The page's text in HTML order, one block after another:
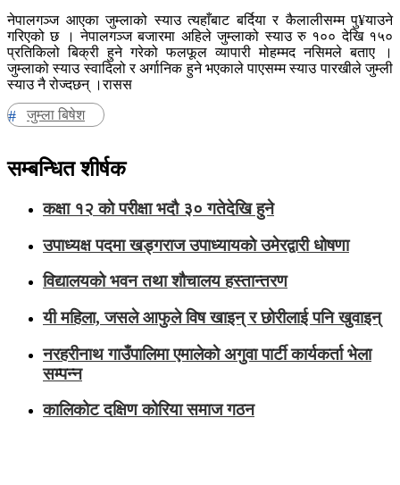
नेपालगञ्ज आएका जुम्लाको स्याउ त्यहाँबाट बर्दिया र कैलालीसम्म पु¥याउने
गरिएको छ । नेपालगञ्ज बजारमा अहिले जुम्लाको स्याउ रु १०० देखि १५०
प्रतिकिलो बिक्री हुने गरेको फलफूल व्यापारी मोहम्मद नसिमले बताए ।
जुम्लाको स्याउ स्वादिलो र अर्गानिक हुने भएकाले पाएसम्म स्याउ पारखीले जुम्ली
स्याउ नै रोज्दछन् ।रासस
जुम्ला बिषेश
सम्बन्धित शीर्षक
कक्षा १२ काे परीक्षा भदाै ३० गतेदेखि हुने
उपाध्यक्ष पदमा खड्गराज उपाध्यायकाे उमेरद्वारी धोषणा
विद्यालयको भवन तथा शौचालय हस्तान्तरण
यी महिला, जसले आफुले विष खाइन् र छोरीलाई पनि खुवाइन्
नरहरीनाथ गाउँपालिमा एमालेकाे अगुवा पार्टी कार्यकर्ता भेला
सम्पन्न
कालिकोट दक्षिण कोरिया समाज गठन